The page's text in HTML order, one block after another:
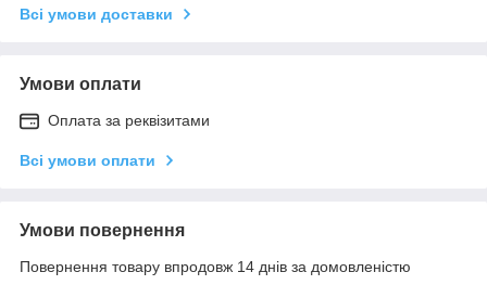
Всі умови доставки
Умови оплати
Оплата за реквізитами
Всі умови оплати
Умови повернення
Повернення товару впродовж 14 днів за домовленістю